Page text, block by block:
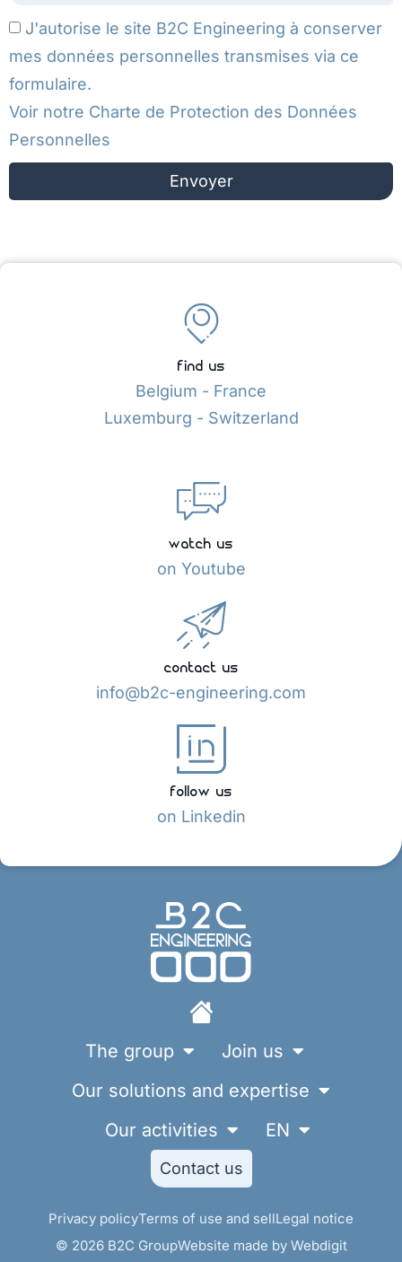
J'autorise le site B2C Engineering à conserver
mes données personnelles transmises via ce
formulaire.
Voir notre Charte de Protection des Données
Personnelles
Envoyer
find us
Belgium - France
Luxemburg - Switzerland
watch us
on Youtube
contact us
info@b2c-engineering.com
follow us
on Linkedin
The group
Join us
Our solutions and expertise
Our activities
EN
Contact us
Privacy policyTerms of use and sellLegal notice
© 2026 B2C GroupWebsite made by Webdigit